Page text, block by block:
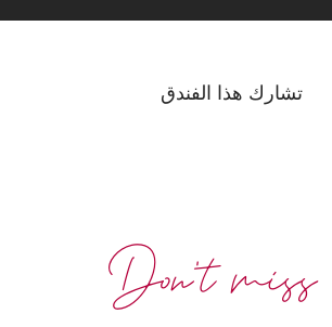
تشارك هذا الفندق
Don't miss